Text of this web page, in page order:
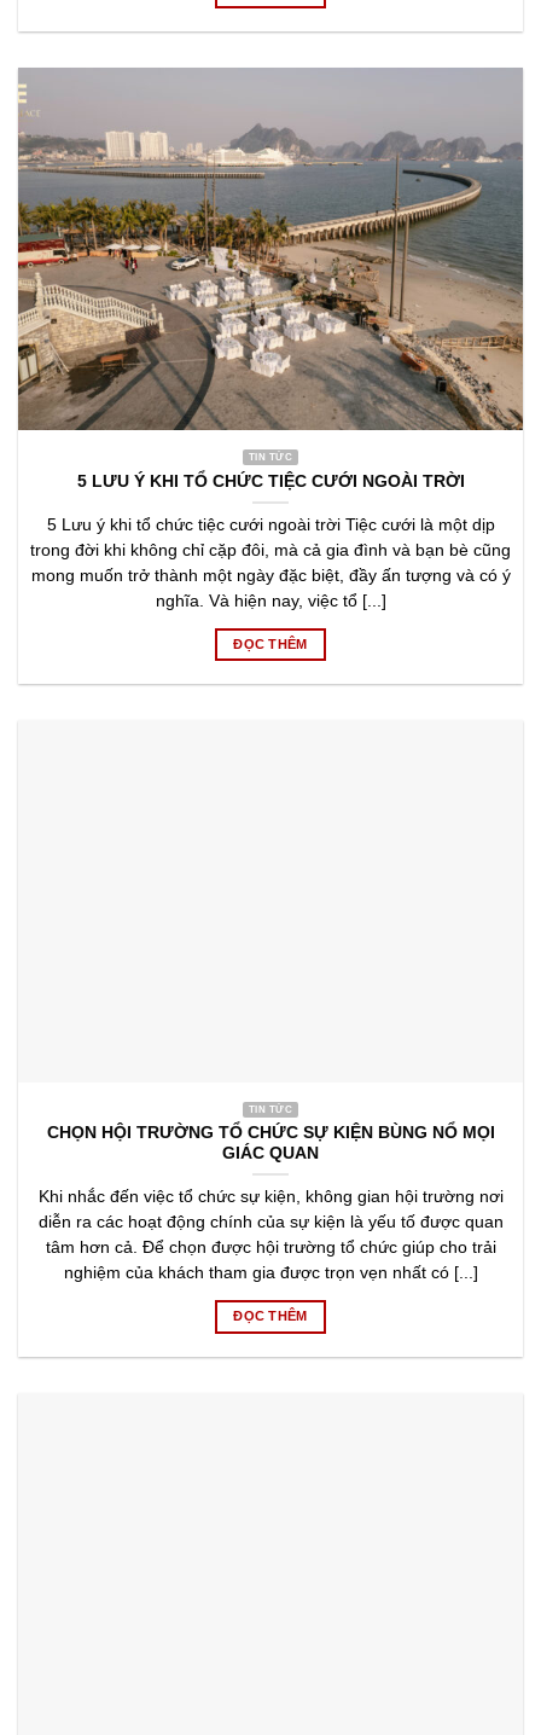
TIN TỨC
5 LƯU Ý KHI TỔ CHỨC TIỆC CƯỚI NGOÀI TRỜI
5 Lưu ý khi tổ chức tiệc cưới ngoài trời Tiệc cưới là một dịp
trong đời khi không chỉ cặp đôi, mà cả gia đình và bạn bè cũng
mong muốn trở thành một ngày đặc biệt, đầy ấn tượng và có ý
nghĩa. Và hiện nay, việc tổ [...]
ĐỌC THÊM
TIN TỨC
CHỌN HỘI TRƯỜNG TỔ CHỨC SỰ KIỆN BÙNG NỔ MỌI
GIÁC QUAN
Khi nhắc đến việc tổ chức sự kiện, không gian hội trường nơi
diễn ra các hoạt động chính của sự kiện là yếu tố được quan
tâm hơn cả. Để chọn được hội trường tổ chức giúp cho trải
nghiệm của khách tham gia được trọn vẹn nhất có [...]
ĐỌC THÊM